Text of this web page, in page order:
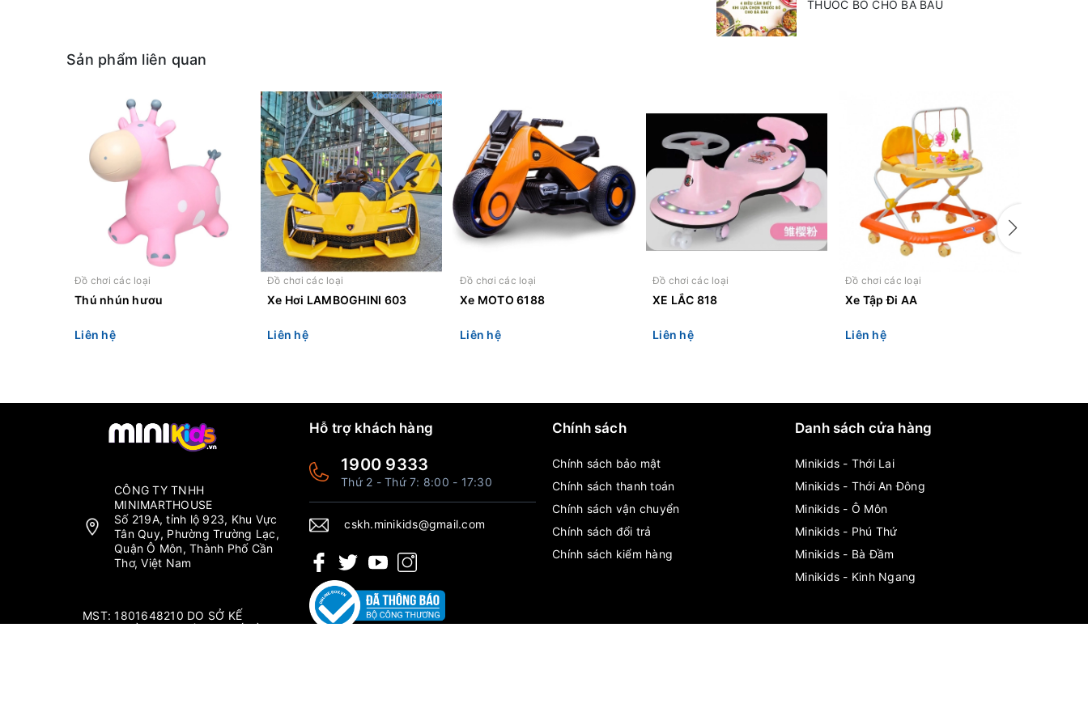
THUỐC BỔ CHO BÀ BẦU
Sản phẩm liên quan
Đồ chơi các loại
Thú nhún hươu
Liên hệ
Đồ chơi các loại
Xe Hơi LAMBOGHINI 603
Liên hệ
Đồ chơi các loại
Xe MOTO 6188
Liên hệ
Đồ chơi các loại
XE LẮC 818
Liên hệ
Đồ chơi các loại
Xe Tập Đi AA
Liên hệ
CÔNG TY TNHH
MINIMARTHOUSE
Số 219A, tỉnh lộ 923, Khu Vực
Tân Quy, Phường Trường Lạc,
Quận Ô Môn, Thành Phố Cần
Thơ, Việt Nam
MST: 1801648210 DO SỞ KẾ
Hỗ trợ khách hàng
1900 9333
Thứ 2 - Thứ 7: 8:00 - 17:30
cskh.minikids@gmail.com
Chính sách
Chính sách bảo mật
Chính sách thanh toán
Chính sách vận chuyển
Chính sách đổi trả
Chính sách kiểm hàng
Danh sách cửa hàng
Minikids - Thới Lai
Minikids - Thới An Đông
Minikids - Ô Môn
Minikids - Phú Thứ
Minikids - Bà Đầm
Minikids - Kinh Ngang